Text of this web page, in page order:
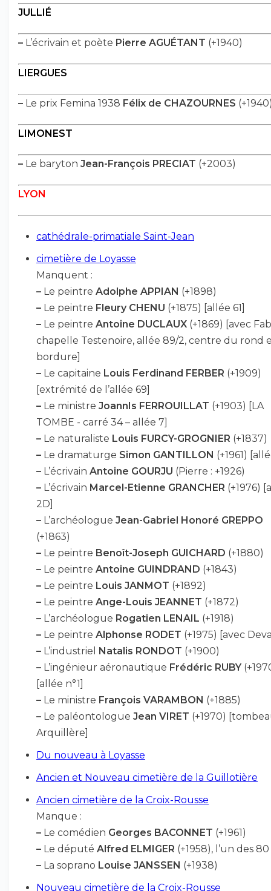
JULLIÉ
– L’écrivain et poète Pierre AGUÉTANT (+1940)
LIERGUES
– Le prix Femina 1938 Félix de CHAZOURNES
LIMONEST
– Le baryton Jean-François PRECIAT (+2003)
LYON
cathédrale-primatiale Saint-Jean
cimetière de Loyasse
Manquent :
– Le peintre Adolphe APPIAN (+1898)
– Le peintre Fleury CHENU (+1875) [allée 61]
– Le peintre Antoine DUCLAUX (+1869) [avec
chapelle Testenoire, allée 89/2, centre du rond
bordure]
– Le capitaine Louis Ferdinand FERBER (+1909)
[extrémité de l’allée 69]
– Le ministre JoannIs FERROUILLAT (+1903) [LA
TOMBE - carré 34 – allée 7]
– Le naturaliste Louis FURCY-GROGNIER (+1837)
– Le dramaturge Simon GANTILLON (+1961)
– L’écrivain Antoine GOURJU (Pierre : +1926)
– L’écrivain Marcel-Etienne GRANCHER (+1976)
2D]
– L’archéologue Jean-Gabriel Honoré GREPPO
(+1863)
– Le peintre Benoît-Joseph GUICHARD (+1880)
– Le peintre Antoine GUINDRAND (+1843)
– Le peintre Louis JANMOT (+1892)
– Le peintre Ange-Louis JEANNET (+1872)
– L’archéologue Rogatien LENAIL (+1918)
– Le peintre Alphonse RODET (+1975) [avec
– L’industriel Natalis RONDOT (+1900)
– L’ingénieur aéronautique Frédéric RUBY
[allée n°1]
– Le ministre François VARAMBON (+1885)
– Le paléontologue Jean VIRET (+1970)
Arquillère]
Du nouveau à Loyasse
Ancien et Nouveau cimetière de la Guillotière
Ancien cimetière de la Croix-Rousse
Manque :
– Le comédien Georges BACONNET (+1961)
– Le député Alfred ELMIGER (+1958), l’un des 80
– La soprano Louise JANSSEN (+1938)
Nouveau cimetière de la Croix-Rousse